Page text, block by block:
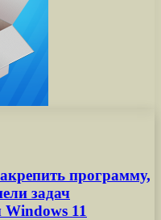
программу,
задач
11